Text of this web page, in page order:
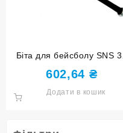
Біта для бейсболу SNS 30
чорна
602,64 ₴
Додати в кошик